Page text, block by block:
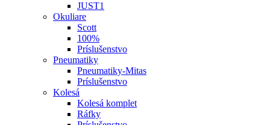
JUST1
Okuliare
Scott
100%
Príslušenstvo
Pneumatiky
Pneumatiky-Mitas
Príslušenstvo
Kolesá
Kolesá komplet
Ráfky